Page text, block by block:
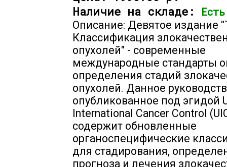
Наличие на складе:
Описание: Девятое издание
Классификация
опухолей" - современные
международные стандарты
определения стадий
опухолей. Данное
опубликованное под эгидой
International Cancer Control
содержит обновленные
органоспецифические
для стадирования,
прогноза и лечения